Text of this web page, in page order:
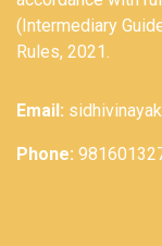
(Intermediary
Rules, 2021.
Email:
Phone: